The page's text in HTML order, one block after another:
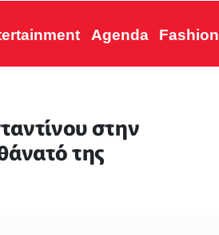
Agenda Fashion
στην
της